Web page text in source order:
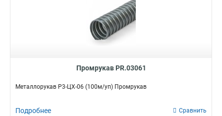
Промрукав PR.03061
Металлорукав Р3-ЦХ-06 (100м/уп) Промрукав
Подробнее Сравнить